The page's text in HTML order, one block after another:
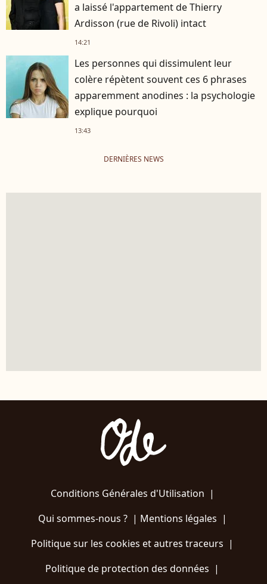
a laissé l'appartement de Thierry
Ardisson (rue de Rivoli) intact
14:21
Les personnes qui dissimulent leur
colère répètent souvent ces 6 phrases
apparemment anodines : la psychologie
explique pourquoi
13:43
DERNIÈRES NEWS
Conditions Générales d'Utilisation |
Qui sommes-nous ?| Mentions légales |
Politique sur les cookies et autres traceurs |
Politique de protection des données |